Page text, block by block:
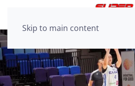
Skip to main content